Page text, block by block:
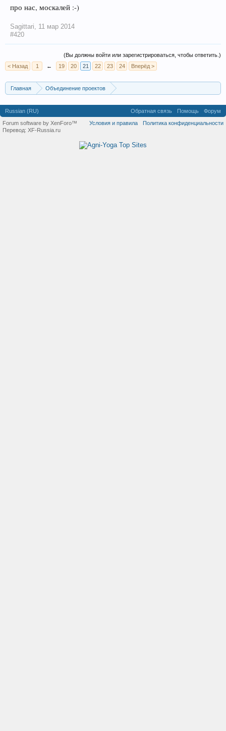
про нас, москалей :-)
Sagittari, 11 мар 2014
#420
(Вы должны войти или зарегистрироваться, чтобы ответить.)
< Назад
1 ← 19 20 21 22 23 24 Вперёд >
Главная
Объединение проектов
Лаборатория мысли.
Мировые и политические процессы
Russian (RU) Обратная связь Помощь
Форум
Условия и правила
Политика конфиденциальности
Forum software by XenForo™
Перевод: XF-Russia.ru